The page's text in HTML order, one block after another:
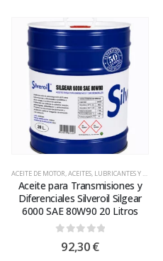
ACEITE DE MOTOR,ACEITES, LUBRICANTES Y GRASAS
Aceite para Transmisiones y
Diferenciales Silveroil Silgear
6000 SAE 80W90 20 Litros
out of 5
92,30€